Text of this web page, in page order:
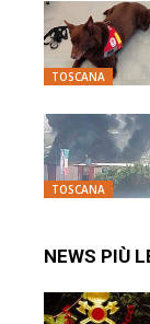
TOSCANA
TOSCANA
NEWS PIÙ